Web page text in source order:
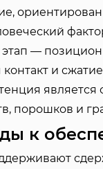
—
и
порошков и
к